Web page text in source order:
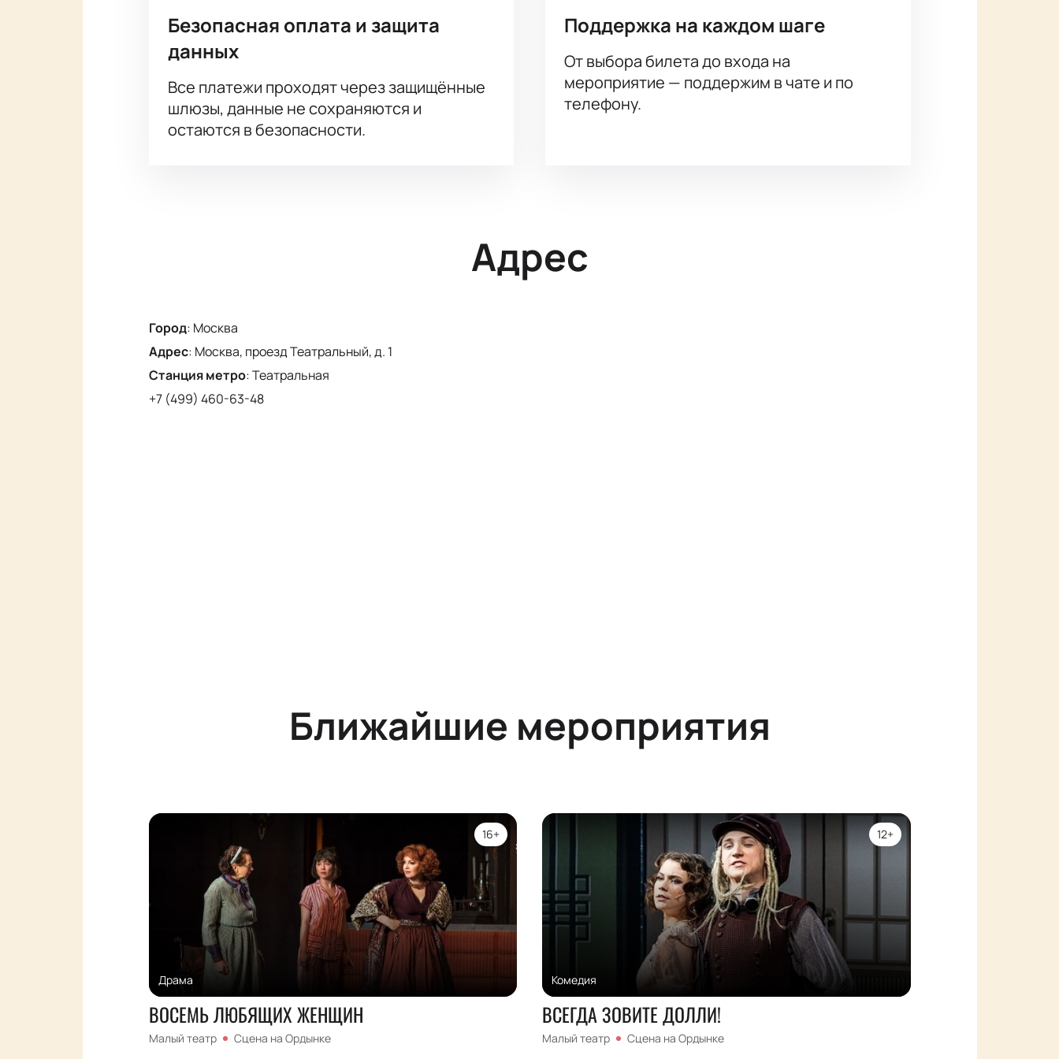
Безопасная оплата и защита
данных
Все платежи проходят через защищённые
шлюзы, данные не сохраняются и
остаются в безопасности.
Поддержка на каждом шаге
От выбора билета до входа на
мероприятие — поддержим в чате и по
телефону.
Адрес
Город: Москва
Адрес: Москва, проезд Театральный, д. 1
Станция метро:Театральная
+7 (499) 460-63-48
Ближайшие мероприятия
Драма
16+
ВОСЕМЬ ЛЮБЯЩИХ ЖЕНЩИН
Малый театр Сцена на Ордынке
Комедия
12+
ВСЕГДА ЗОВИТЕ ДОЛЛИ!
Малый театр Сцена на Ордынке